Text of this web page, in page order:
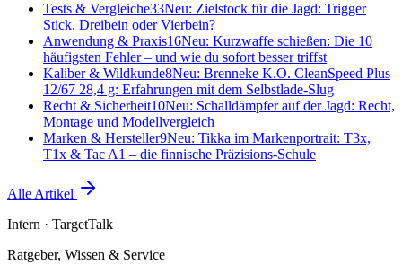
Tests & Vergleiche33Neu: Zielstock für die Jagd: Trigger
Stick, Dreibein oder Vierbein?
Anwendung & Praxis16Neu: Kurzwaffe schießen: Die 10
häufigsten Fehler – und wie du sofort besser triffst
Kaliber & Wildkunde8Neu: Brenneke K.O. CleanSpeed Plus
12/67 28,4 g: Erfahrungen mit dem Selbstlade-Slug
Recht & Sicherheit10Neu: Schalldämpfer auf der Jagd: Recht,
Montage und Modellvergleich
Marken & Hersteller9Neu: Tikka im Markenportrait: T3x,
T1x & Tac A1 – die finnische Präzisions-Schule
Alle Artikel
Intern · TargetTalk
Ratgeber, Wissen & Service